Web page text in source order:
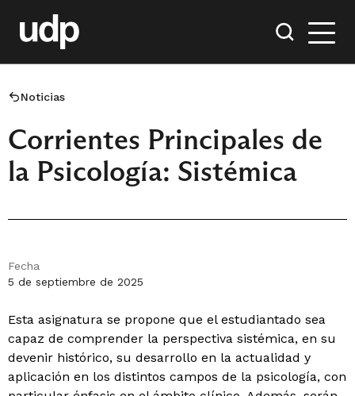
Noticias
Corrientes Principales de
la Psicología: Sistémica
Fecha
5 de septiembre de 2025
Esta asignatura se propone que el estudiantado sea
capaz de comprender la perspectiva sistémica, en su
devenir histórico, su desarrollo en la actualidad y
aplicación en los distintos campos de la psicología, con